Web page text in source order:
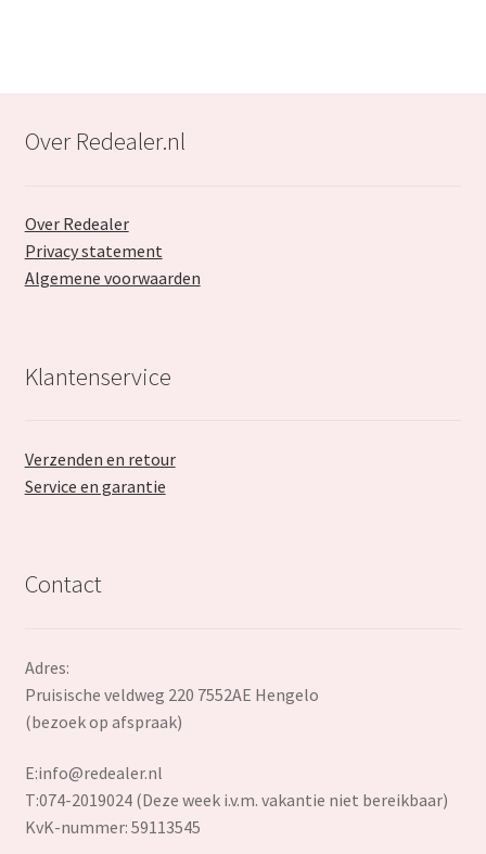
Over Redealer.nl
Over Redealer
Privacy statement
Algemene voorwaarden
Klantenservice
Verzenden en retour
Service en garantie
Contact
Adres:
Pruisische veldweg 220 7552AE Hengelo
(bezoek op afspraak)
E:info@redealer.nl
T:074-2019024 (Deze week i.v.m. vakantie niet bereikbaar)
KvK-nummer: 59113545